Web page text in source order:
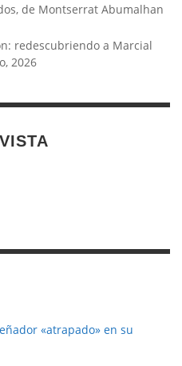
de Montserrat Abumalhan
redescubriendo a Marcial
2026
«atrapado» en su